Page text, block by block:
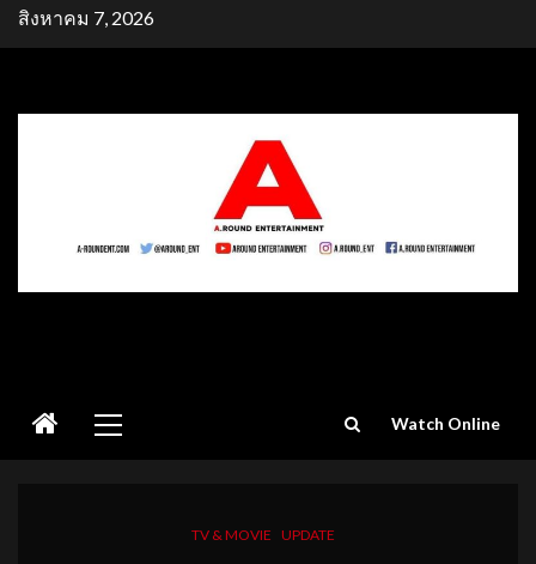
Skipสิงหาคม 7, 2026
Menu
Watch Online
TV & MOVIE UPDATE